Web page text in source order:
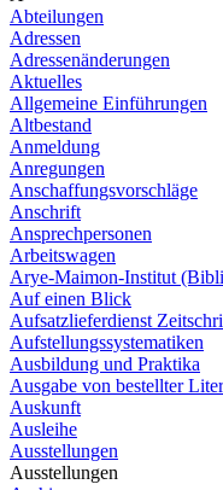
Abteilungen
Adressen
Adressenänderungen
Aktuelles
Allgemeine Einführungen
Altbestand
Anmeldung
Anregungen
Anschaffungsvorschläge
Anschrift
Ansprechpersonen
Arbeitswagen
Arye-Maimon-Institut
Auf einen Blick
Aufsatzlieferdienst
Aufstellungssystematiken
Ausbildung und Praktika
Ausgabe von bestellter
Auskunft
Ausleihe
Ausstellungen
Ausstellungen